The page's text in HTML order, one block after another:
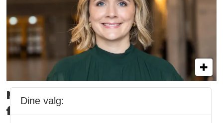
Nå åpner byrådet for
fossilreklame-forbud
Dine valg: